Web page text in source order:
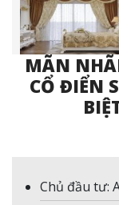
MÃN
CỔ ĐIỂN
Chủ đầu tư: